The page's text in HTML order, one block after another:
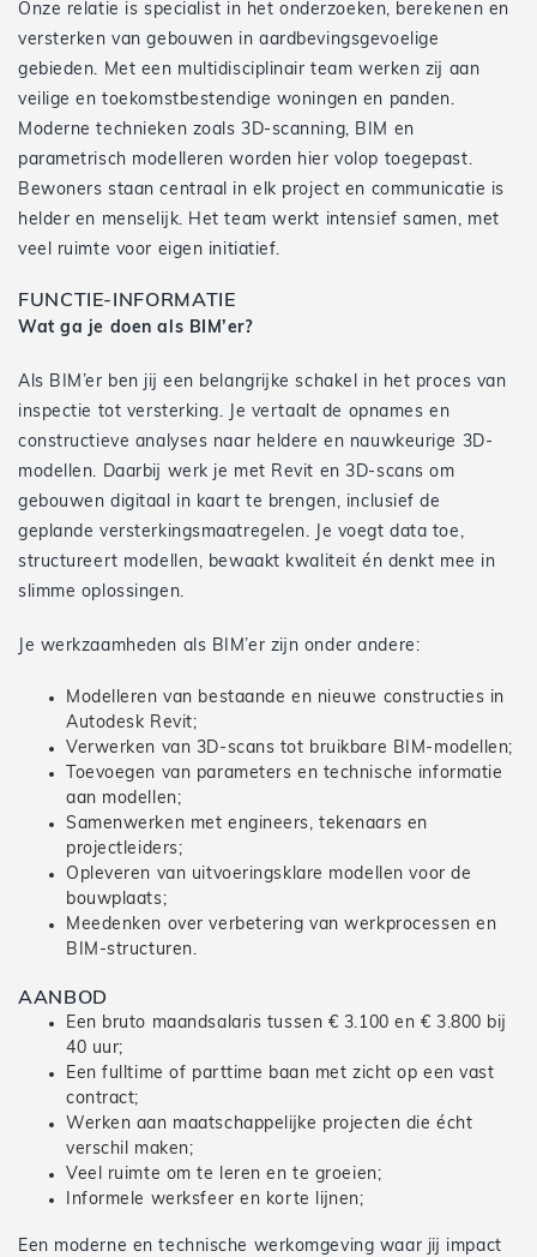
Onze relatie is specialist in het onderzoeken, berekenen en
versterken van gebouwen in aardbevingsgevoelige
gebieden. Met een multidisciplinair team werken zij aan
veilige en toekomstbestendige woningen en panden.
Moderne technieken zoals 3D-scanning, BIM en
parametrisch modelleren worden hier volop toegepast.
Bewoners staan centraal in elk project en communicatie is
helder en menselijk. Het team werkt intensief samen, met
veel ruimte voor eigen initiatief.
FUNCTIE-INFORMATIE
Wat ga je doen als BIM’er?
Als BIM’er ben jij een belangrijke schakel in het proces van
inspectie tot versterking. Je vertaalt de opnames en
constructieve analyses naar heldere en nauwkeurige 3D-
modellen. Daarbij werk je met Revit en 3D-scans om
gebouwen digitaal in kaart te brengen, inclusief de
geplande versterkingsmaatregelen. Je voegt data toe,
structureert modellen, bewaakt kwaliteit én denkt mee in
slimme oplossingen.
Je werkzaamheden als BIM’er zijn onder andere:
Modelleren van bestaande en nieuwe constructies in
Autodesk Revit;
Verwerken van 3D-scans tot bruikbare BIM-modellen;
Toevoegen van parameters en technische informatie
aan modellen;
Samenwerken met engineers, tekenaars en
projectleiders;
Opleveren van uitvoeringsklare modellen voor de
bouwplaats;
Meedenken over verbetering van werkprocessen en
BIM-structuren.
AANBOD
Een bruto maandsalaris tussen € 3.100 en € 3.800 bij
40 uur;
Een fulltime of parttime baan met zicht op een vast
contract;
Werken aan maatschappelijke projecten die écht
verschil maken;
Veel ruimte om te leren en te groeien;
Informele werksfeer en korte lijnen;
Een moderne en technische werkomgeving waar jij impact